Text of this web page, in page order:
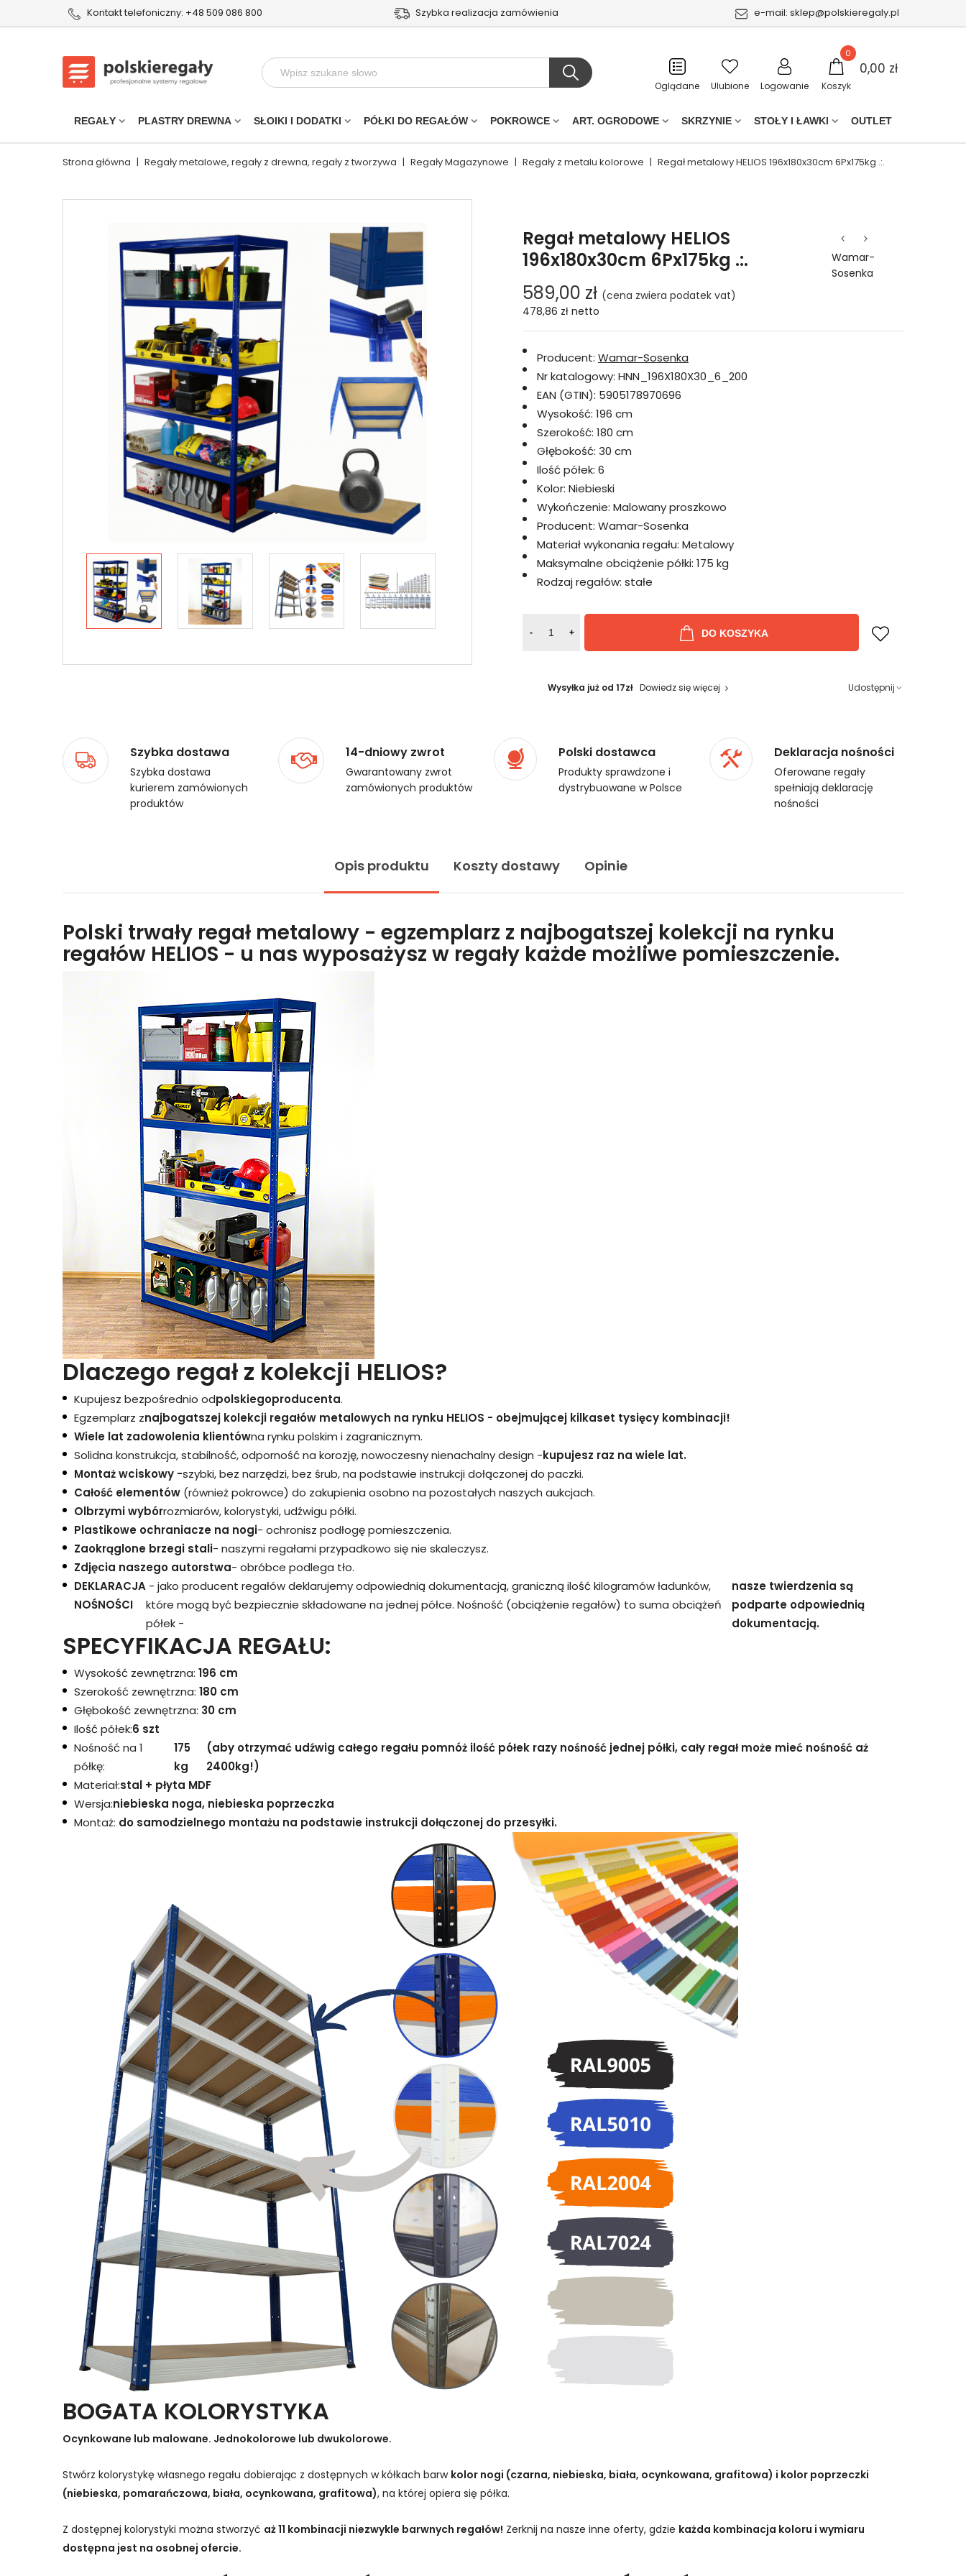
Kontakt telefoniczny: +48 509 086 800 Szybka realizacja zamówienia e-mail: sklep@polskieregaly.pl
Oglądane Ulubione Logowanie Koszyk
0
0,00 zł
REGAŁY PLASTRY DREWNA SŁOIKI I DODATKI PÓŁKI DO REGAŁÓW POKROWCE ART. OGRODOWE SKRZYNIE STOŁY I ŁAWKI OUTLET
Strona główna | Regały metalowe, regały z drewna, regały z tworzywa | Regały Magazynowe | Regały z metalu kolorowe | Regał metalowy HELIOS 196x180x30cm 6Px175kg .:.
Regał metalowy HELIOS
196x180x30cm 6Px175kg .:.
Wamar-
Sosenka
589,00 zł (cena zwiera podatek vat)
478,86 zł netto
Producent: Wamar-Sosenka
Nr katalogowy: HNN_196X180X30_6_200
EAN (GTIN): 5905178970696
Wysokość: 196 cm
Szerokość: 180 cm
Głębokość: 30 cm
Ilość półek: 6
Kolor: Niebieski
Wykończenie: Malowany proszkowo
Producent: Wamar-Sosenka
Materiał wykonania regału: Metalowy
Maksymalne obciążenie półki: 175 kg
Rodzaj regałów: stałe
- + DO KOSZYKA
Wysyłka już od 17zł Dowiedz się więcej Udostępnij
Szybka dostawa
Szybka dostawa
kurierem zamówionych
produktów
14-dniowy zwrot
Gwarantowany zwrot
zamówionych produktów
Polski dostawca
Produkty sprawdzone i
dystrybuowane w Polsce
Deklaracja nośności
Oferowane regały
spełniają deklarację
nośności
Opis produktu Koszty dostawy Opinie
Polski trwały regał metalowy - egzemplarz z najbogatszej kolekcji na rynku
regałów HELIOS - u nas wyposażysz w regały każde możliwe pomieszczenie.
Dlaczego regał z kolekcji HELIOS?
Kupujesz bezpośrednio odpolskiegoproducenta.
Egzemplarz znajbogatszej kolekcji regałów metalowych na rynku HELIOS - obejmującej kilkaset tysięcy kombinacji!
Wiele lat zadowolenia klientówna rynku polskim i zagranicznym.
Solidna konstrukcja, stabilność, odporność na korozję, nowoczesny nienachalny design -kupujesz raz na wiele lat.
Montaż wciskowy -szybki, bez narzędzi, bez śrub, na podstawie instrukcji dołączonej do paczki.
Całość elementów (również pokrowce) do zakupienia osobno na pozostałych naszych aukcjach.
Olbrzymi wybórrozmiarów, kolorystyki, udźwigu półki.
Plastikowe ochraniacze na nogi- ochronisz podłogę pomieszczenia.
Zaokrąglone brzegi stali- naszymi regałami przypadkowo się nie skaleczysz.
Zdjęcia naszego autorstwa- obróbce podlega tło.
DEKLARACJA
NOŚNOŚCI
- jako producent regałów deklarujemy odpowiednią dokumentacją, graniczną ilość kilogramów ładunków,
które mogą być bezpiecznie składowane na jednej półce. Nośność (obciążenie regałów) to suma obciążeń
półek -
nasze twierdzenia są
podparte odpowiednią
dokumentacją.
SPECYFIKACJA REGAŁU:
Wysokość zewnętrzna: 196 cm
Szerokość zewnętrzna: 180 cm
Głębokość zewnętrzna: 30 cm
Ilość półek:6 szt
Nośność na 1
półkę:
175
kg
(aby otrzymać udźwig całego regału pomnóż ilość półek razy nośność jednej półki, cały regał może mieć nośność aż
2400kg!)
Materiał:stal + płyta MDF
Wersja:niebieska noga, niebieska poprzeczka
Montaż: do samodzielnego montażu na podstawie instrukcji dołączonej do przesyłki.
BOGATA KOLORYSTYKA
Ocynkowane lub malowane. Jednokolorowe lub dwukolorowe.
Stwórz kolorystykę własnego regału dobierając z dostępnych w kółkach barw kolor nogi (czarna, niebieska, biała, ocynkowana, grafitowa) i kolor poprzeczki
(niebieska, pomarańczowa, biała, ocynkowana, grafitowa), na której opiera się półka.
Z dostępnej kolorystyki można stworzyć aż 11 kombinacji niezwykle barwnych regałów! Zerknij na nasze inne oferty, gdzie każda kombinacja koloru i wymiaru
dostępna jest na osobnej ofercie.